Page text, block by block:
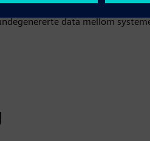
støtt interoperabilitet ved hjelp
data mellom